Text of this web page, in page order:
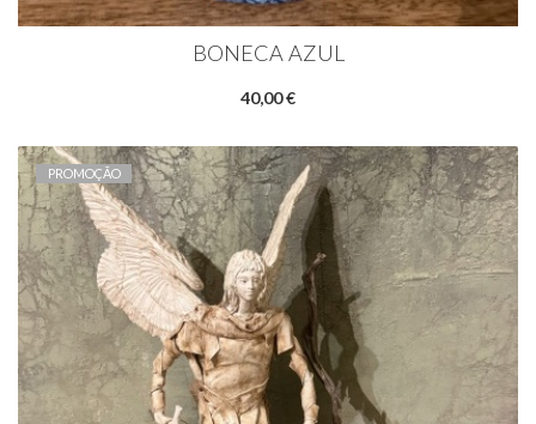
BONECA AZUL
40,00 €
PROMOÇÃO